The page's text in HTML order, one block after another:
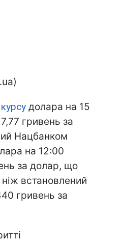
долара на 15
гривень за
Нацбанком
на 12:00
за долар, що
встановлений
гривень за